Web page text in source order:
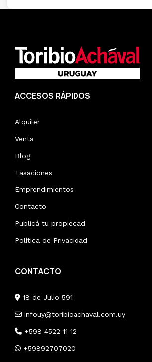
ACCESOS RÁPIDOS
Alquiler
Venta
Blog
Tasaciones
Emprendimientos
Contacto
Publicá tu propiedad
Política de Privacidad
CONTACTO
18 de Julio 591
infouy@toribioachaval.com.uy
+598 4522 11 12
+59892707020